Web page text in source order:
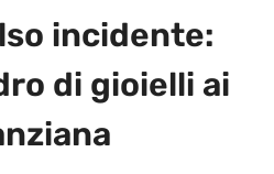
incidente:
di gioielli ai